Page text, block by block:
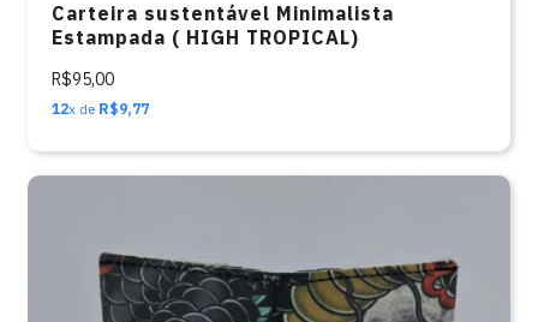
Carteira sustentável Minimalista
Estampada ( HIGH TROPICAL)
R$95,00
12x de R$9,77